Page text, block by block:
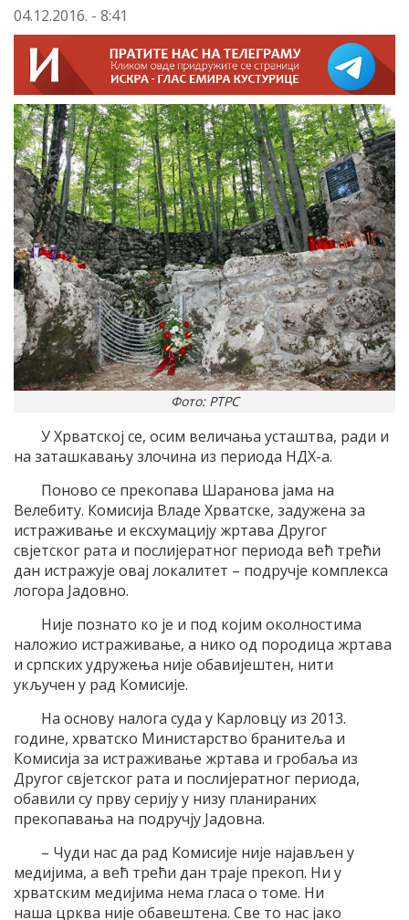
04.12.2016. - 8:41
Фото: РТРС
У Хрватској се, осим величања усташтва, ради и
на заташкавању злочина из периода НДХ-а.
Поново се прекопава Шаранова јама на
Велебиту. Комисија Владе Хрватске, задужена за
истраживање и ексхумацију жртава Другог
свјетског рата и послијератног периода већ трећи
дан истражује овај локалитет – подручје комплекса
логора Јадовно.
Није познато ко је и под којим околностима
наложио истраживање, а нико од породица жртава
и српских удружења није обавијештен, нити
укључен у рад Комисије.
На основу налога суда у Карловцу из 2013.
године, хрватско Министарство бранитеља и
Комисија за истраживање жртава и гробаља из
Другог свјетског рата и послијератног периода,
обавили су прву серију у низу планираних
прекопавања на подручју Јадовна.
– Чуди нас да рад Комисије није најављен у
медијима, а већ трећи дан траје прекоп. Ни у
хрватским медијима нема гласа о томе. Ни
наша црква није обавештена. Све то нас јако